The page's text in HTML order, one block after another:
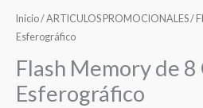
Inicio/ARTICULOS PROMOCIONALES/
Esferográfico
Flash Memory de 8
Esferográfico